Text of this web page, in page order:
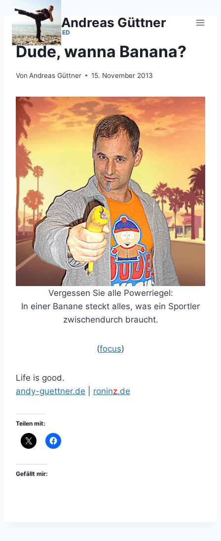
Zum
springen
Andreas Güttner
UNCATEGORIZED
Dude, wanna Banana?
Von Andreas Güttner 15. November 2013
Vergessen Sie alle Powerriegel:
In einer Banane steckt alles, was ein Sportler
zwischendurch braucht.
(focus)
Life is good.
andy-guettner.de
roninz.de
Teilen mit:
Gefällt mir: